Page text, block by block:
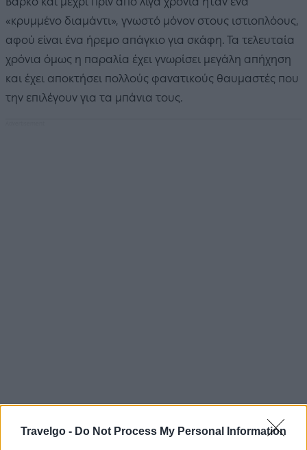
Travelgo - Do Not Process My Personal Information
«κρυμμένο διαμάντι», γνωστό μόνον στους ιστιοπλόους,
αφού είναι ένα ήρεμο απάγκιο για σκάφη. Τα τελευταία
χρόνια όμως η παραλία έχει γνωρίσει μεγάλη απήχηση
και έχει αποκτήσει πολλούς φανατικούς θαυμαστές που
την επιλέγουν για τα μπάνια τους.